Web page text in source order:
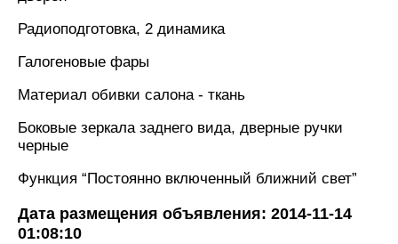
Радиоподготовка, 2 динамика
Галогеновые фары
Материал обивки салона - ткань
Боковые зеркала заднего вида, дверные ручки
черные
Функция “Постоянно включенный ближний свет”
Дата размещения объявления: 2014-11-14
01:08:10